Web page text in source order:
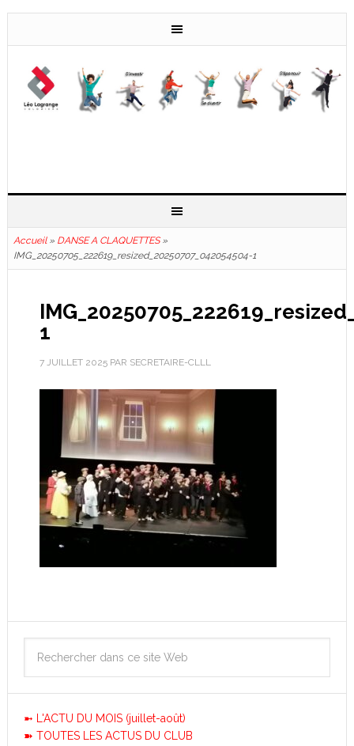
Accueil» DANSE A CLAQUETTES»
IMG_20250705_222619_resized_20250707_042054504-1
1
7 JUILLET 2025PAR SECRETAIRE-CLLL
➼ L'ACTU DU MOIS (juillet-août)
➽ TOUTES LES ACTUS DU CLUB